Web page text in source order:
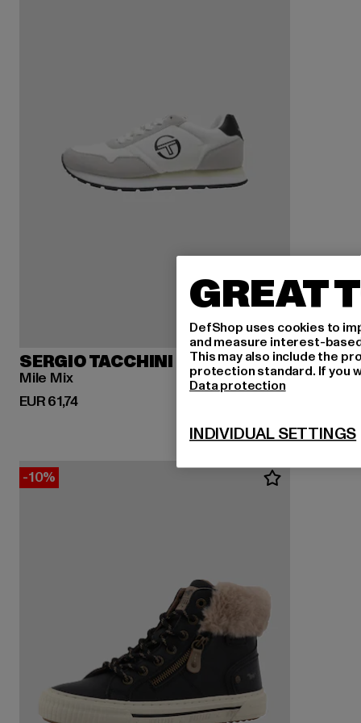
SERGIO TACCHINI
Mile Mix
EUR 61,74
Huidige prijs: EUR 61,74
-10%
GREAT
DefShop uses cookies to
and measure interest-
This may also include the
protection standard. If you
Data protection
INDIVIDUAL SETTINGS